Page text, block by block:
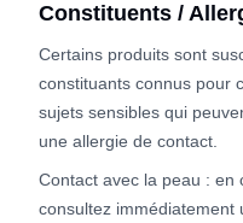
Constituents /
Certains produits sont
constituants connus pour
sujets sensibles qui
une allergie de contact.
Contact avec la peau : en
consultez immédiatement